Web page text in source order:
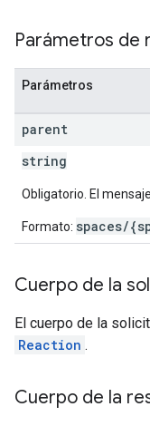
Parámetros de
Parámetros
parent
string
Obligatorio. El
Formato: spaces/
Cuerpo de la
El cuerpo de la
Reaction .
Cuerpo de la